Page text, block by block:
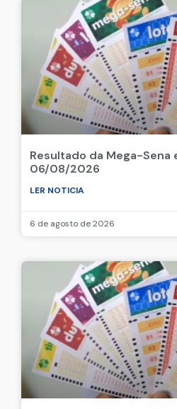
Resultado da Mega-Sena
06/08/2026
LER NOTICIA
6 de agosto de 2026